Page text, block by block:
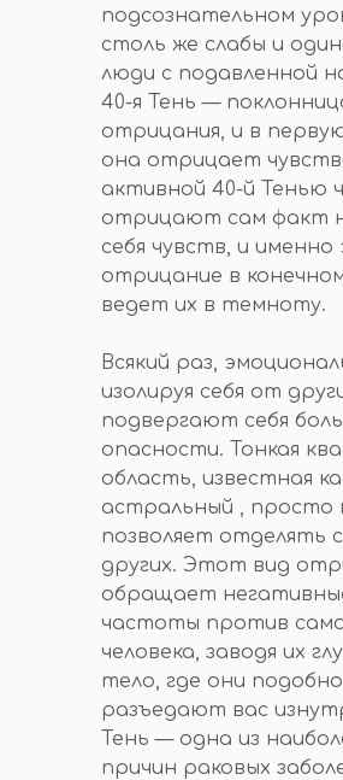
подсознательном
столь же слабы и
люди с подавленной
40-я Тень —
отрицания, и в
она отрицает
активной 40-й Тенью
отрицают сам факт
себя чувств, и именно
отрицание в
ведет их в темноту.
Всякий раз,
изолируя себя от
подвергают себя
опасности. Тонкая
область, известная
астральный , просто
позволяет отделять
других. Этот вид
обращает
частоты против
человека, заводя их
тело, где они
разъедают вас
Тень — одна из
причин раковых